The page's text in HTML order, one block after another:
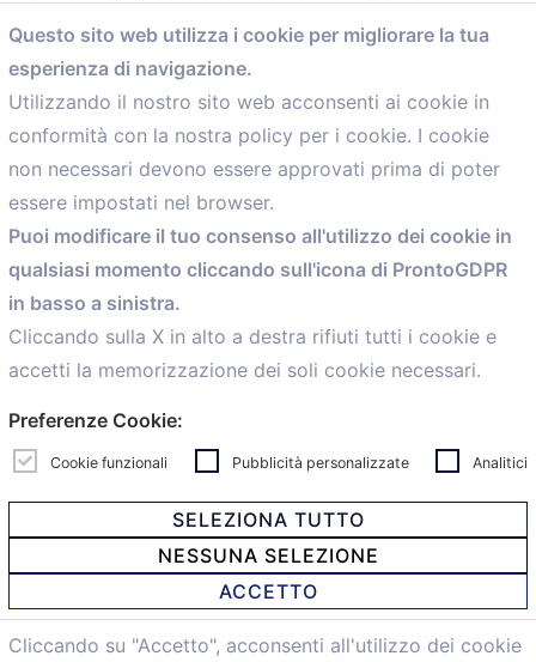
comunicazione@confartigianato.bo.it
Menù
Home
Servizi
Convenzioni
Voce delle Nostre aziende
Informazioni Ex L. 124/2017
News
personalCaf
© 2021 Confartigianato Imprese Mandamento Bologna -
Via Papini, 18 - 40128 Bologna - Italy
Privacy e Cookie
Questo sito web utilizza i cookie per migliorare la tua
esperienza di navigazione.
Utilizzando il nostro sito web acconsenti ai cookie in
conformità con la nostra policy per i cookie. I cookie
non necessari devono essere approvati prima di poter
essere impostati nel browser.
Puoi modificare il tuo consenso all'utilizzo dei cookie in
qualsiasi momento cliccando sull'icona di ProntoGDPR
in basso a sinistra.
Cliccando sulla X in alto a destra rifiuti tutti i cookie e
accetti la memorizzazione dei soli cookie necessari.
Preferenze Cookie:
Cookie funzionali Pubblicità personalizzate Analitici
SELEZIONA TUTTO
NESSUNA SELEZIONE
ACCETTO
Cliccando su "Accetto", acconsenti all'utilizzo dei cookie